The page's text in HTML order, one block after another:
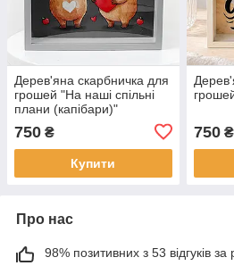
Дерев'яна скарбничка для
грошей "На наші спільні
плани (капібари)"
750 ₴
Купити
750₴
Про нас
98% позитивних з 53 відгуків за